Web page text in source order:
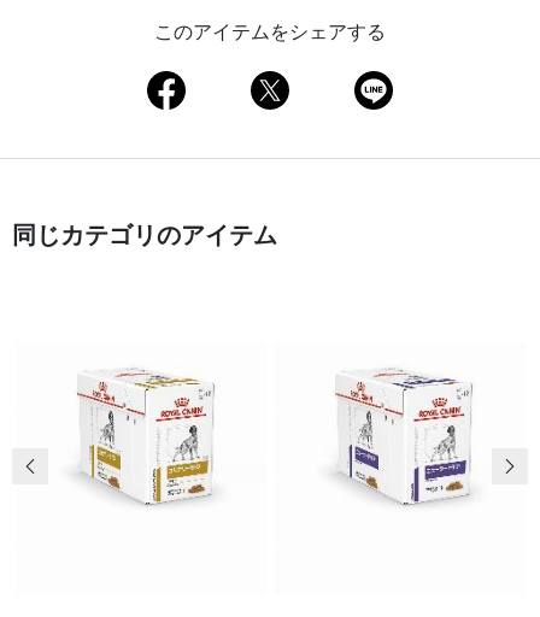
このアイテムをシェアする
同じカテゴリのアイテム
前の画像 次